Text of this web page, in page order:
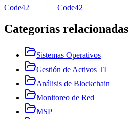
Code42 Code42
Categorías relacionadas
Sistemas Operativos
Gestión de Activos TI
Análisis de Blockchain
Monitoreo de Red
MSP